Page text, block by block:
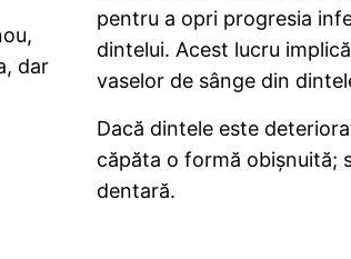
dar
pentru a opri progresia
dintelui. Acest lucru
vaselor de sânge din
Dacă dintele este
căpăta o formă obișnuită;
dentară.